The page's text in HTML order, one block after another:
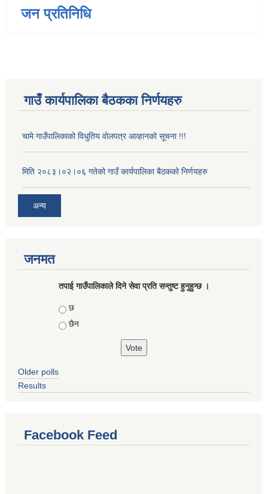
जन प्रतिनिधि
गाउँ कार्यपालिका बैठकका निर्णयहरु
चामे गाउँपालिकाको विधुतिय वोलपत्र आव्हानको सूचना !!!
मिति २०८३।०२।०६ गतेको गाउँ कार्यपालिका बैठकको निर्णयहरु
अन्य
जनमत
तपाई गाउँपालिकाले दिने सेवा प्रति सन्तुष्ट हुनुहुन्छ ।
Choices
छ
छैन
Older polls
Results
Facebook Feed